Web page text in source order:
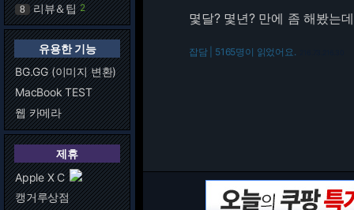
8 리뷰＆팁 2
유용한 기능
BG.GG (이미지 변환)
MacBook TEST
웹 카메라
제휴
Apple X C
캥거루상점
몇달? 몇년? 만에 좀 해봤는
잡담 | 5165명이 읽었어요.